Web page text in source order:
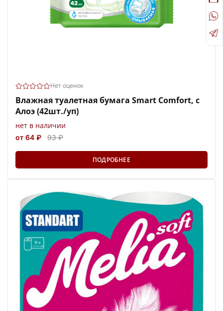
Нет оценок
Влажная туалетная бумага Smart Comfort, с
Алоэ (42шт./уп)
нет в наличии
от 64 ₽ 93 ₽
ПОДРОБНЕЕ